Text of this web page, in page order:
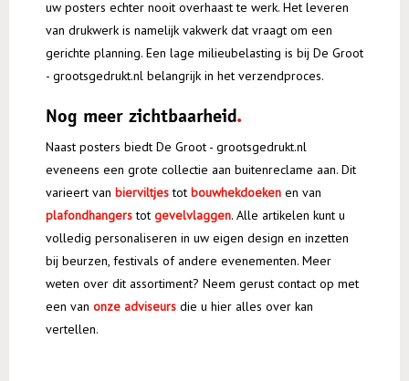
uw posters echter nooit overhaast te werk. Het leveren
van drukwerk is namelijk vakwerk dat vraagt om een
gerichte planning. Een lage milieubelasting is bij De Groot
- grootsgedrukt.nl belangrijk in het verzendproces.
Nog meer zichtbaarheid
Naast posters biedt De Groot - grootsgedrukt.nl
eveneens een grote collectie aan buitenreclame aan. Dit
varieert van bierviltjestot bouwhekdoeken en van
plafondhangerstot gevelvlaggen. Alle artikelen kunt u
volledig personaliseren in uw eigen design en inzetten
bij beurzen, festivals of andere evenementen. Meer
weten over dit assortiment? Neem gerust contact op met
een van onze adviseurs die u hier alles over kan
vertellen.